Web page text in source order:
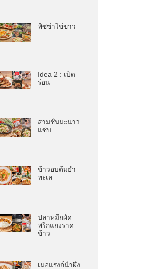
พิซซ่าไข่ขาว
Idea 2 : เป็ด
ร่อน
สามชั้นมะนาว
แซ่บ
ข้าวอบต้มยำ
ทะเล
ปลาหมึกผัด
พริกแกงราด
ข้าว
เมอแรงก์น้ำผึ้ง